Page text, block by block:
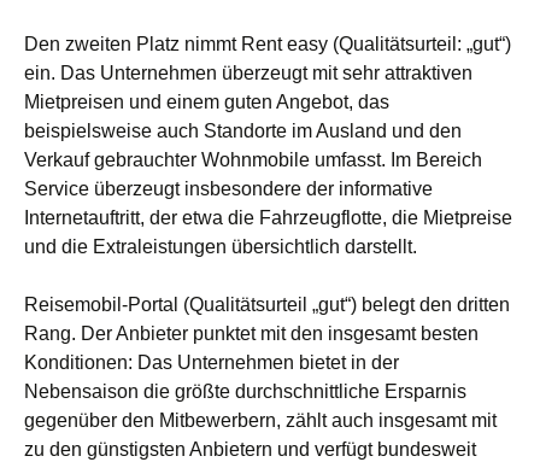
Den zweiten Platz nimmt Rent easy (Qualitätsurteil: „gut“)
ein. Das Unternehmen überzeugt mit sehr attraktiven
Mietpreisen und einem guten Angebot, das
beispielsweise auch Standorte im Ausland und den
Verkauf gebrauchter Wohnmobile umfasst. Im Bereich
Service überzeugt insbesondere der informative
Internetauftritt, der etwa die Fahrzeugflotte, die Mietpreise
und die Extraleistungen übersichtlich darstellt.
Reisemobil-Portal (Qualitätsurteil „gut“) belegt den dritten
Rang. Der Anbieter punktet mit den insgesamt besten
Konditionen: Das Unternehmen bietet in der
Nebensaison die größte durchschnittliche Ersparnis
gegenüber den Mitbewerbern, zählt auch insgesamt mit
zu den günstigsten Anbietern und verfügt bundesweit